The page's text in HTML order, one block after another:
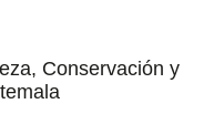
Conservación y